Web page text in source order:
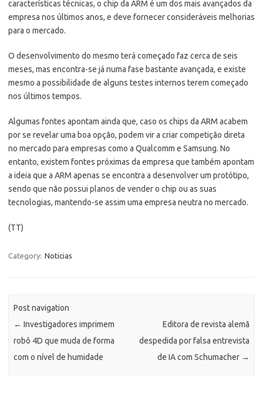
características técnicas, o chip da ARM é um dos mais avançados da
empresa nos últimos anos, e deve fornecer consideráveis melhorias
para o mercado.
O desenvolvimento do mesmo terá começado faz cerca de seis
meses, mas encontra-se já numa fase bastante avançada, e existe
mesmo a possibilidade de alguns testes internos terem começado
nos últimos tempos.
Algumas fontes apontam ainda que, caso os chips da ARM acabem
por se revelar uma boa opção, podem vir a criar competição direta
no mercado para empresas como a Qualcomm e Samsung. No
entanto, existem fontes próximas da empresa que também apontam
a ideia que a ARM apenas se encontra a desenvolver um protótipo,
sendo que não possui planos de vender o chip ou as suas
tecnologias, mantendo-se assim uma empresa neutra no mercado.
(TT)
Category: Noticias
Post navigation
← Investigadores imprimem
robô 4D que muda de forma
com o nível de humidade
Editora de revista alemã
despedida por falsa entrevista
de IA com Schumacher →